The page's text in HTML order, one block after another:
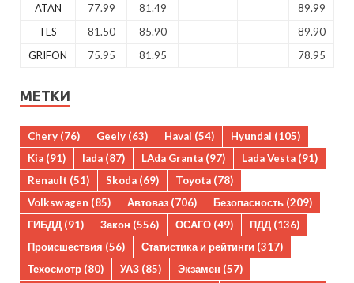
ATAN 77.99 81.49
89.99
TES
81.50 85.90
89.90
GRIFON
75.95 81.95 78.95
МЕТКИ
Chery (76) Geely (63) Haval (54) Hyundai (105)
Kia (91) lada (87) LAda Granta (97) Lada Vesta (91)
Renault (51) Skoda (69) Toyota (78)
Volkswagen (85) Автоваз (706) Безопасность (209)
ГИБДД (91) Закон (556) ОСАГО (49) ПДД (136)
Происшествия (56) Статистика и рейтинги (317)
Техосмотр (80) УАЗ (85) Экзамен (57)